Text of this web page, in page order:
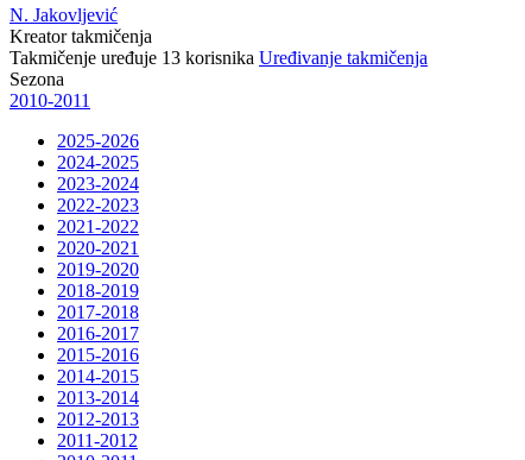
N. Jakovljević
Kreator takmičenja
Takmičenje uređuje 13 korisnika Uređivanje takmičenja
Sezona
2010-2011
2025-2026
2024-2025
2023-2024
2022-2023
2021-2022
2020-2021
2019-2020
2018-2019
2017-2018
2016-2017
2015-2016
2014-2015
2013-2014
2012-2013
2011-2012